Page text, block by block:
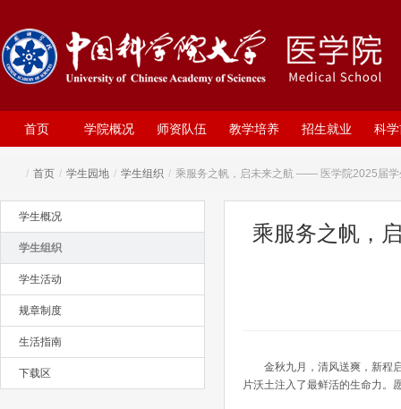
首页 学院概况 师资队伍 教学培养 招生就业 科
/ 首页 / 学生园地 / 学生组织 / 乘服务之帆，启未来之航 —— 医学院2025届学
学生概况
学生组织
学生活动
规章制度
生活指南
下载区
乘服务之帆，
金秋九月，清风送爽，新程
片沃土注入了最鲜活的生命力。